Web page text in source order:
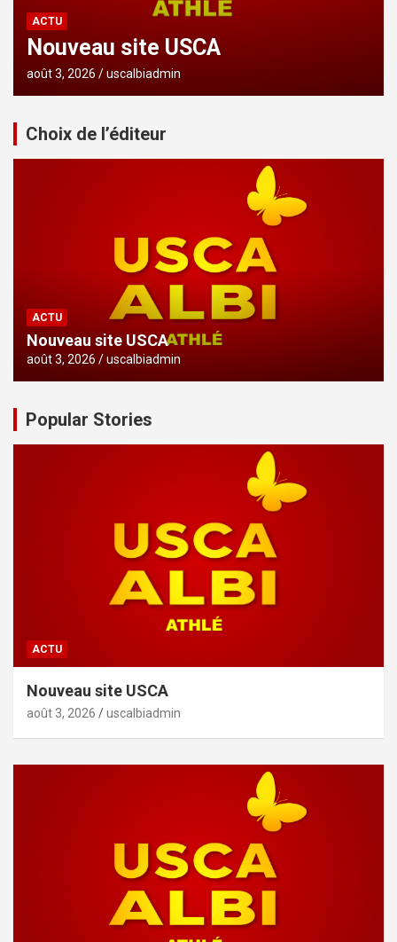
ACTU
Nouveau site USCA
août 3, 2026 uscalbiadmin
Choix de l’éditeur
ACTU
Nouveau site USCA
août 3, 2026 uscalbiadmin
Popular Stories
ACTU
Nouveau site USCA
août 3, 2026 uscalbiadmin